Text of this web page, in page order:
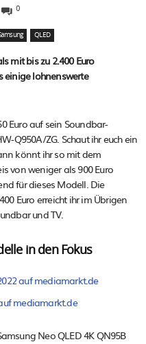
0
QLED
mit bis zu 2.400 Euro
einige lohnenswerte
Euro auf sein Soundbar-
Q950A/ZG. Schaut ihr euch ein
könnt ihr so mit dem
von weniger als 900 Euro
für dieses Modell. Die
Euro erreicht ihr im Übrigen
und TV.
in den Fokus
auf mediamarkt.de
mediamarkt.de
Neo QLED 4K QN95B